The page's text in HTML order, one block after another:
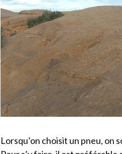
Lorsqu’on choisit un pneu, on